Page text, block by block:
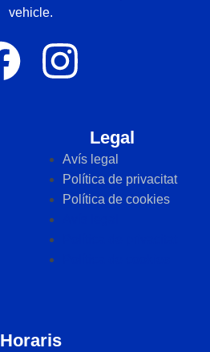
vehicle.
Legal
Avís legal
Política de privacitat
Política de cookies
Horaris